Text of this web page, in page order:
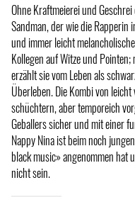
Ohne Kraftmeierei und
Sandman, der wie die
und immer leicht
Kollegen auf Witze und
erzählt sie vom Leben als
Überleben. Die Kombi von
schüchtern, aber temporeich
Geballers sicher und mit einer
Nappy Nina ist beim noch
black music» angenommen hat
nicht sein.